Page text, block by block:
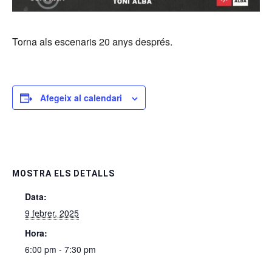
Torna als escenaris 20 anys després.
Afegeix al calendari
MOSTRA ELS DETALLS
Data:
9 febrer, 2025
Hora:
6:00 pm - 7:30 pm